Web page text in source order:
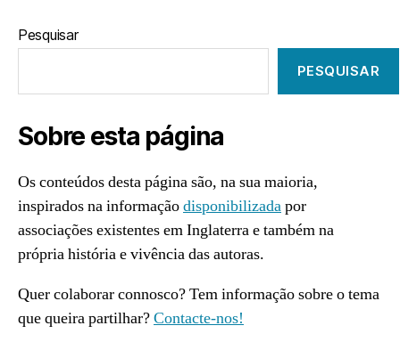
Pesquisar
PESQUISAR
Sobre esta página
Os conteúdos desta página são, na sua maioria,
inspirados na informaçãodisponibilizadapor
associações existentes em Inglaterra e também na
própria história e vivência das autoras.
Quer colaborar connosco? Tem informação sobre o tema
que queira partilhar?Contacte-nos!